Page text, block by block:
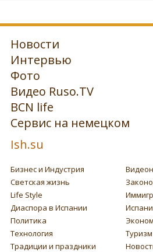
Новости
Интервью
Фото
Видео Ruso.TV
BCN life
Сервис на немецком
Ish.su
Бизнес и Индустрия
Светская жизнь
Life Style
Диаспора в Испании
Политика
Технология
Туризм
Традиции и праздники